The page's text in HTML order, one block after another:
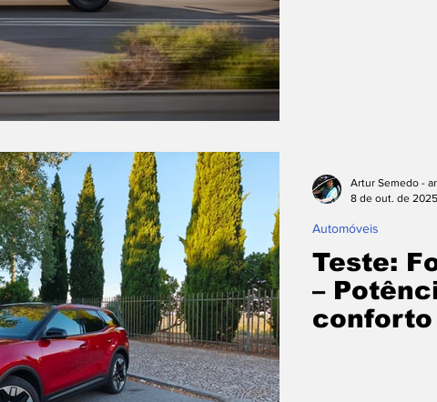
Teste:
–
conforto
Automóveis
Artur Semedo -
8 de out. de 2025